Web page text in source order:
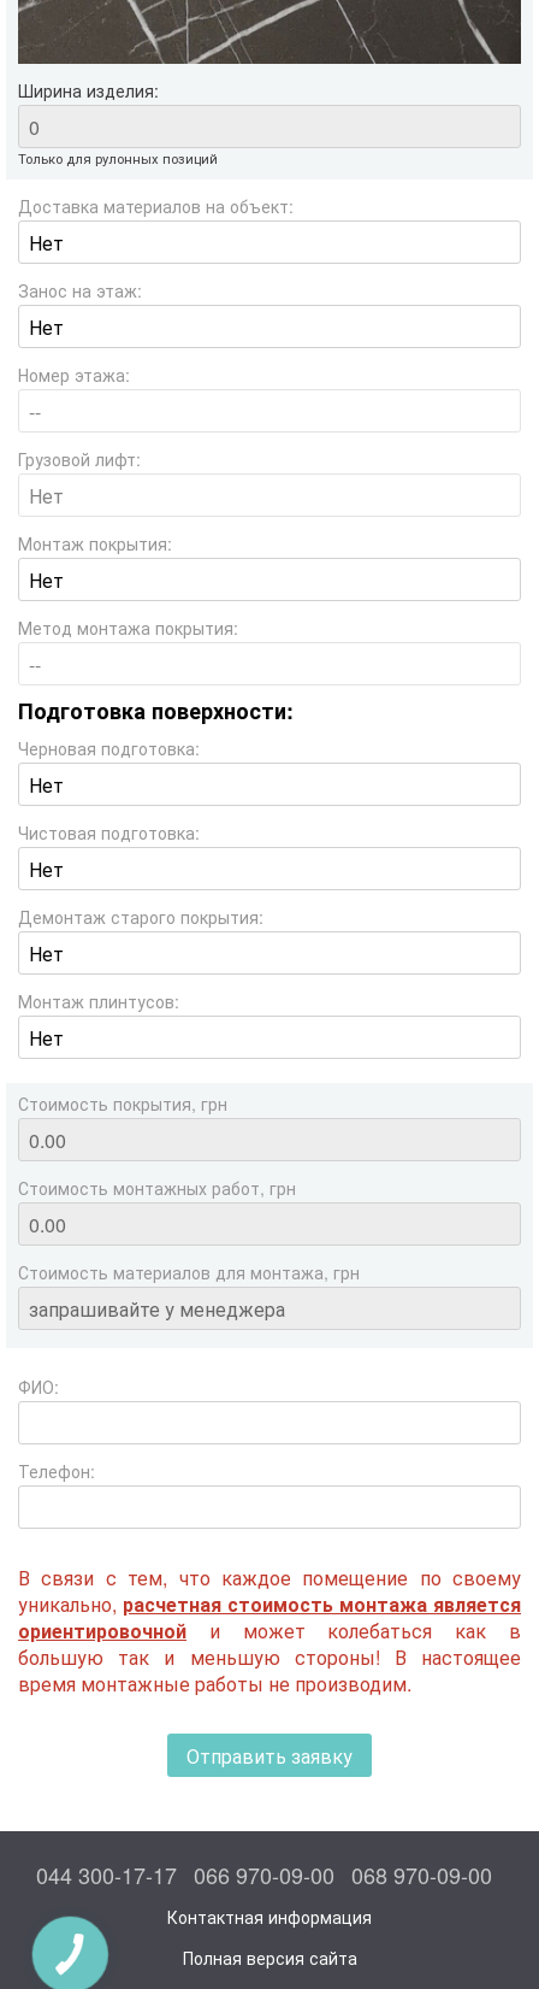
Ширина изделия:
Только для рулонных позиций
Доставка материалов на объект:
Занос на этаж:
Номер этажа:
Грузовой лифт:
Монтаж покрытия:
Метод монтажа покрытия:
Подготовка поверхности:
Черновая подготовка:
Чистовая подготовка:
Демонтаж старого покрытия:
Монтаж плинтусов:
Стоимость покрытия, грн
Стоимость монтажных работ, грн
Стоимость материалов для монтажа, грн
ФИО:
Телефон:
В связи с тем, что каждое помещение по своему
уникально, расчетная стоимость монтажа является
ориентировочной и может колебаться как в
большую так и меньшую стороны! В настоящее
время монтажные работы не производим.
Отправить заявку
044 300-17-17 066 970-09-00 068 970-09-00
Контактная информация
Полная версия сайта